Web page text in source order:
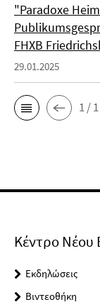
"Paradoxe
FHXB
29.01.2025
1 / 1
Κέντρο Νέου
Εκδηλώσεις
Βιντεοθήκη